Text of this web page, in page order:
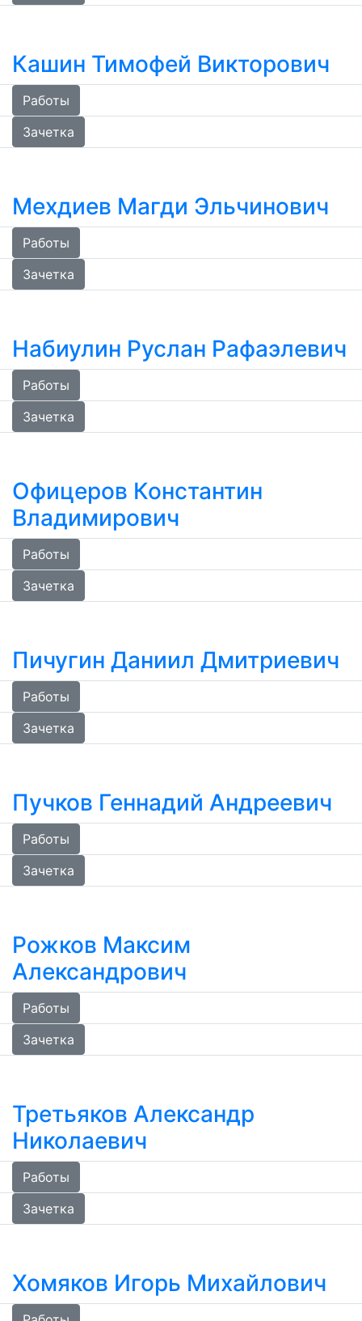
Кашин Тимофей Викторович
Работы
Зачетка
Мехдиев Магди Эльчинович
Работы
Зачетка
Набиулин Руслан Рафаэлевич
Работы
Зачетка
Офицеров Константин
Владимирович
Работы
Зачетка
Пичугин Даниил Дмитриевич
Работы
Зачетка
Пучков Геннадий Андреевич
Работы
Зачетка
Рожков Максим
Александрович
Работы
Зачетка
Третьяков Александр
Николаевич
Работы
Зачетка
Хомяков Игорь Михайлович